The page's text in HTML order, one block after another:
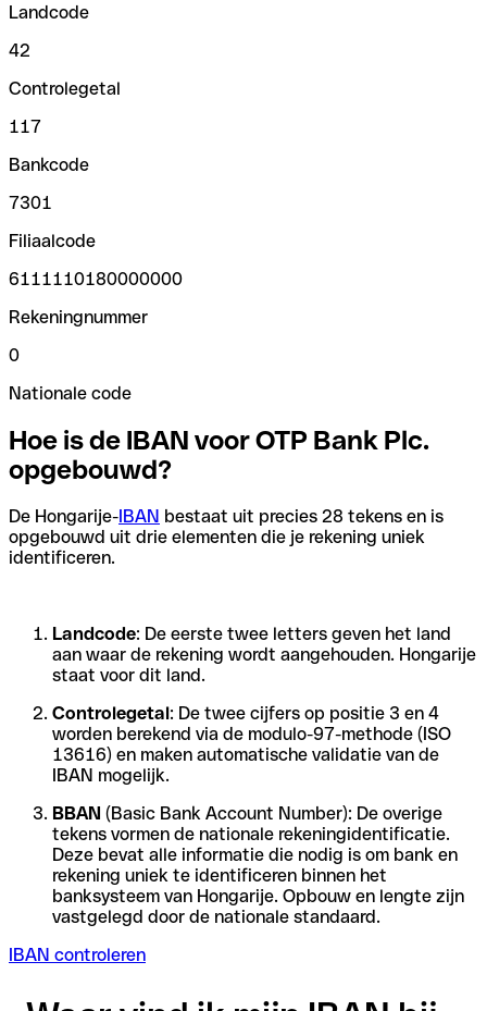
Landcode
42
Controlegetal
117
Bankcode
7301
Filiaalcode
6111110180000000
Rekeningnummer
0
Nationale code
Hoe is de IBAN voor OTP Bank Plc.
opgebouwd?
De Hongarije-IBAN bestaat uit precies 28 tekens en is
opgebouwd uit drie elementen die je rekening uniek
identificeren.
Landcode: De eerste twee letters geven het land
aan waar de rekening wordt aangehouden. Hongarije
staat voor dit land.
Controlegetal: De twee cijfers op positie 3 en 4
worden berekend via de modulo-97-methode (ISO
13616) en maken automatische validatie van de
IBAN mogelijk.
BBAN (Basic Bank Account Number): De overige
tekens vormen de nationale rekeningidentificatie.
Deze bevat alle informatie die nodig is om bank en
rekening uniek te identificeren binnen het
banksysteem van Hongarije. Opbouw en lengte zijn
vastgelegd door de nationale standaard.
IBAN controleren